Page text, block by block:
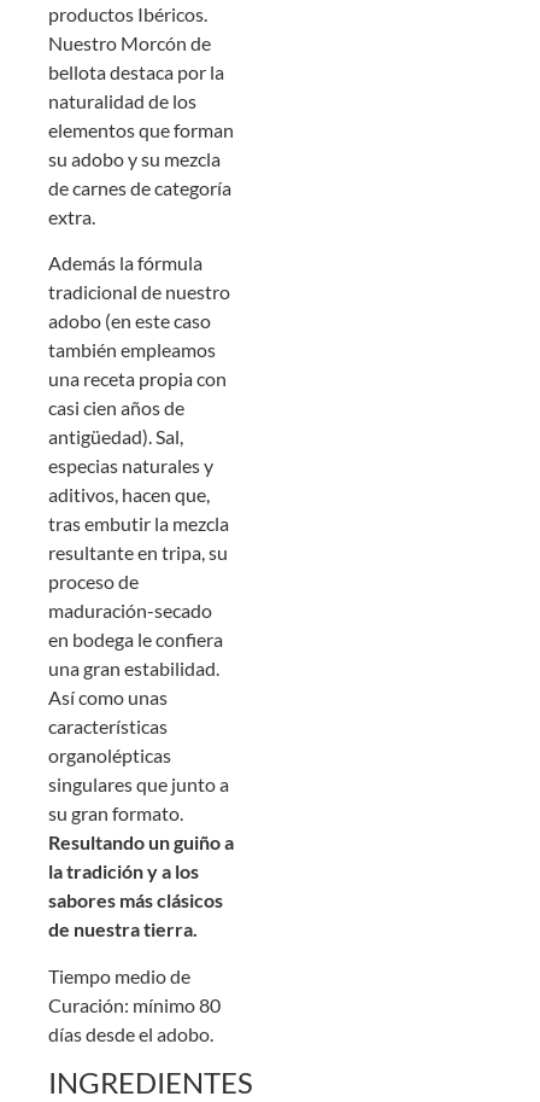
productos Ibéricos.
Nuestro Morcón de
bellota destaca por la
naturalidad de los
elementos que forman
su adobo y su mezcla
de carnes de categoría
extra.
Además la fórmula
tradicional de nuestro
adobo (en este caso
también empleamos
una receta propia con
casi cien años de
antigüedad). Sal,
especias naturales y
aditivos, hacen que,
tras embutir la mezcla
resultante en tripa, su
proceso de
maduración-secado
en bodega le confiera
una gran estabilidad.
Así como unas
características
organolépticas
singulares que junto a
su gran formato.
Resultando un guiño a
la tradición y a los
sabores más clásicos
de nuestra tierra.
Tiempo medio de
Curación: mínimo 80
días desde el adobo.
INGREDIENTES